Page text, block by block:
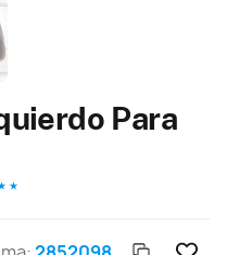
Para
★